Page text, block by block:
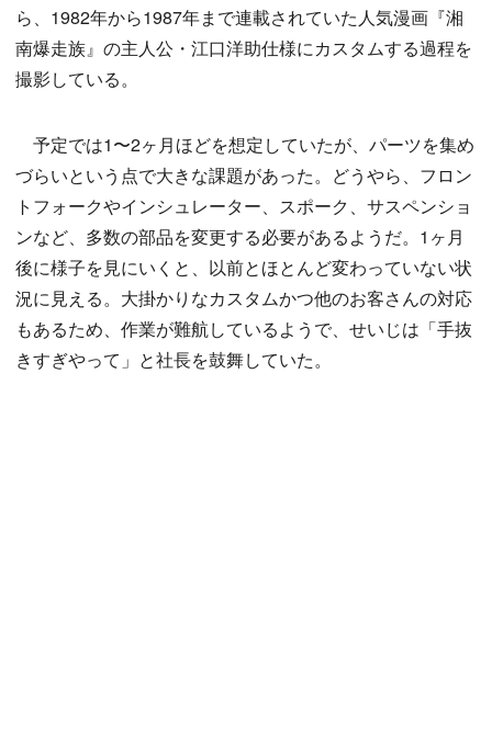
ら、1982年から1987年まで連載されていた人気漫画『湘
南爆走族』の主人公・江口洋助仕様にカスタムする過程を
撮影している。
予定では1〜2ヶ月ほどを想定していたが、パーツを集め
づらいという点で大きな課題があった。どうやら、フロン
トフォークやインシュレーター、スポーク、サスペンショ
ンなど、多数の部品を変更する必要があるようだ。1ヶ月
後に様子を見にいくと、以前とほとんど変わっていない状
況に見える。大掛かりなカスタムかつ他のお客さんの対応
もあるため、作業が難航しているようで、せいじは「手抜
きすぎやって」と社長を鼓舞していた。